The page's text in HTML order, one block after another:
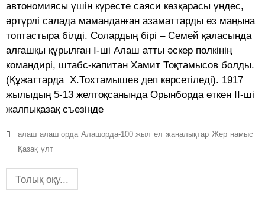
автономиясы үшін күресте саяси көзқарасы үндес,
әртүрлі салада маманданған азаматтарды өз маңына
топтастыра білді. Солардың бірі – Семей қаласында
алғашқы құрылған І-ші Алаш атты әскер полкінің
командирі, штабс-капитан Хамит Тоқтамысов болды.
(Құжаттарда Х.Тохтамышев деп көрсетіледі). 1917
жылыдың 5-13 желтоқсанында Орынборда өткен ІІ-ші
жалпықазақ съезінде
алаш алаш орда Алашорда-100 жыл ел жаңалықтар Жер намыс
Қазақ ұлт
Толық оқу...